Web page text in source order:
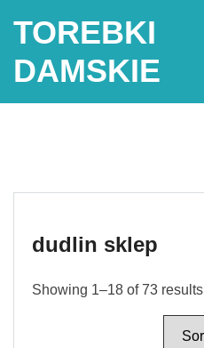
TOREBKI
DAMSKIE
dudlin sklep
Showing 1–18 of 73 results